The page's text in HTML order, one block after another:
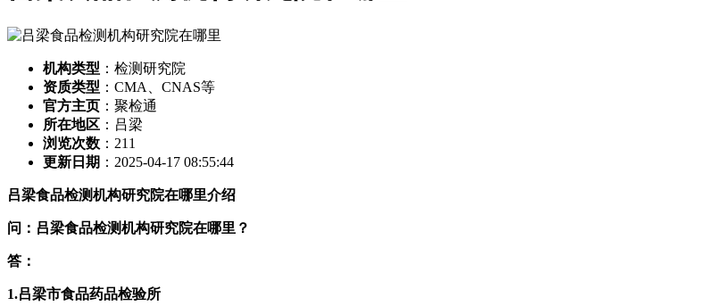
机构类型 ：检测研究院
资质类型 ：CMA、CNAS等
官方主页 ：聚检通
所在地区 ：吕梁
浏览次数 ： 211
更新日期 ：2025-04-17 08:55:44
吕梁食品检测机构研究院在哪里介绍
问：吕梁食品检测机构研究院在哪里？
答：
1.吕梁市食品药品检验所